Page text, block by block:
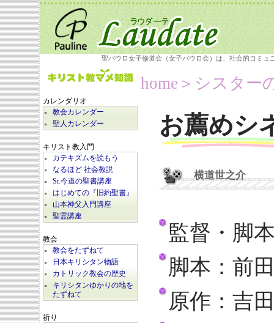
聖パウロ女子修道会（女子パウロ会）は、社会的コミ
カレンダリオ
教会カレンダー
聖人カレンダー
キリスト教入門
カテキズムを読もう
なるほど 社会教説
Sr.今道の聖書講座
はじめての『旧約聖書』
山本神父入門講座
聖霊講座
教会
教会をたずねて
日本キリシタン物語
カトリック教会の歴史
キリシタンゆかりの地を
たずねて
祈り
home ＞シスター
お薦めシ
横道世之介
監督・脚
脚本：前
原作：吉